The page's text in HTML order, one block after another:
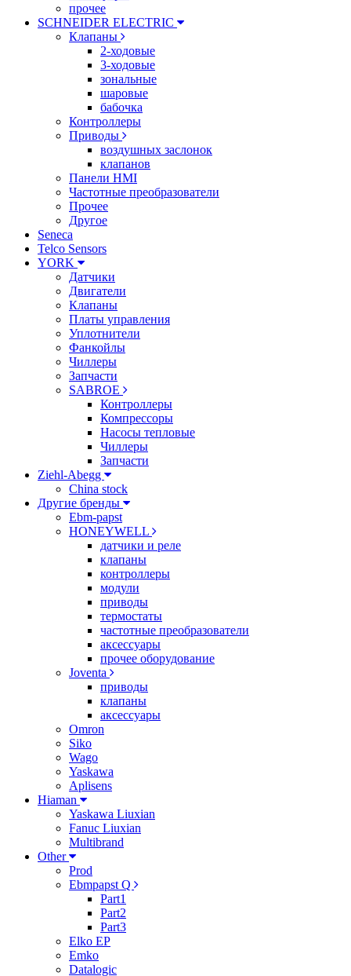
прочее
SCHNEIDER ELECTRIC
Клапаны
2-ходовые
3-ходовые
зональные
шаровые
бабочка
Контроллеры
Приводы
воздушных заслонок
клапанов
Панели HMI
Частотные преобразователи
Прочее
Другое
Seneca
Telco Sensors
YORK
Датчики
Двигатели
Клапаны
Платы управления
Уплотнители
Фанкойлы
Чиллеры
Запчасти
SABROE
Контроллеры
Компрессоры
Насосы тепловые
Чиллеры
Запчасти
Ziehl-Abegg
China stock
Другие бренды
Ebm-papst
HONEYWELL
датчики и реле
клапаны
контроллеры
модули
приводы
термостаты
частотные преобразователи
аксессуары
прочее оборудование
Joventa
приводы
клапаны
аксессуары
Omron
Siko
Wago
Yaskawa
Aplisens
Hiaman
Yaskawa Liuxian
Fanuc Liuxian
Multibrand
Other
Prod
Ebmpapst Q
Part1
Part2
Part3
Elko EP
Emko
Datalogic